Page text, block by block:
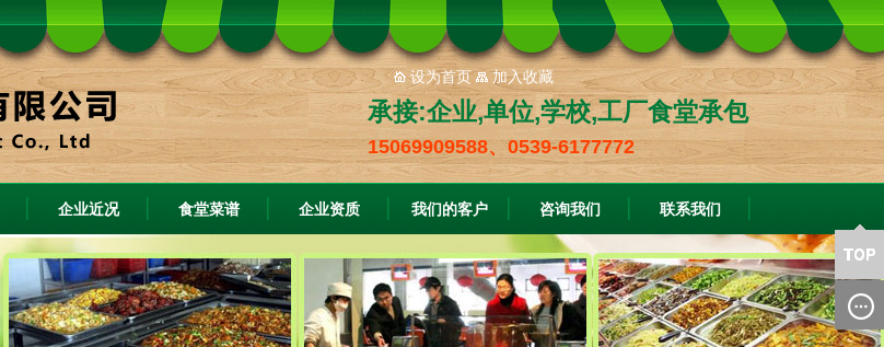
设为首页 加入收藏
承接:企业,单位,学校,工厂食堂承包
15069909588、0539-6177772
企业近况 食堂菜谱 企业资质 我们的客户 咨询我们 联系我们